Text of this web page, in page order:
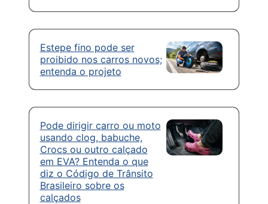
Estepe fino pode ser
proibido nos carros novos;
entenda o projeto
Pode dirigir carro ou moto
usando clog, babuche,
Crocs ou outro calçado
em EVA? Entenda o que
diz o Código de Trânsito
Brasileiro sobre os
calçados